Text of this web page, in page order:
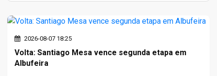
2026-08-07 18:25
Volta: Santiago Mesa vence segunda etapa em
Albufeira